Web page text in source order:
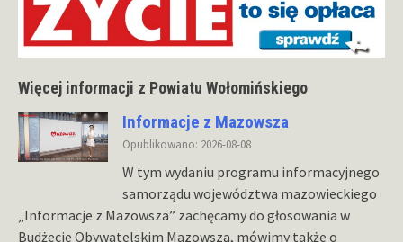
Więcej informacji z Powiatu Wołomińskiego
Informacje z Mazowsza
Opublikowano: 2026-08-08
W tym wydaniu programu informacyjnego
samorządu województwa mazowieckiego
„Informacje z Mazowsza” zachęcamy do głosowania w
Budżecie Obywatelskim Mazowsza, mówimy także o